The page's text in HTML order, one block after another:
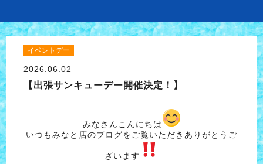
イベントデー
2026.06.02
【出張サンキューデー開催決定！】
みなさんこんにちは
いつもみなと店のブログをご覧いただきありがとうご
ざいます